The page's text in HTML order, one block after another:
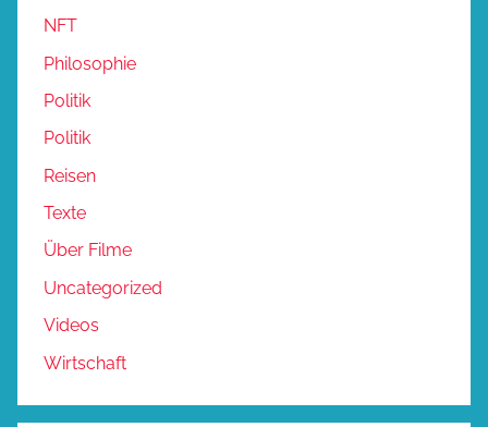
NFT
Philosophie
Politik
Politik
Reisen
Texte
Über Filme
Uncategorized
Videos
Wirtschaft